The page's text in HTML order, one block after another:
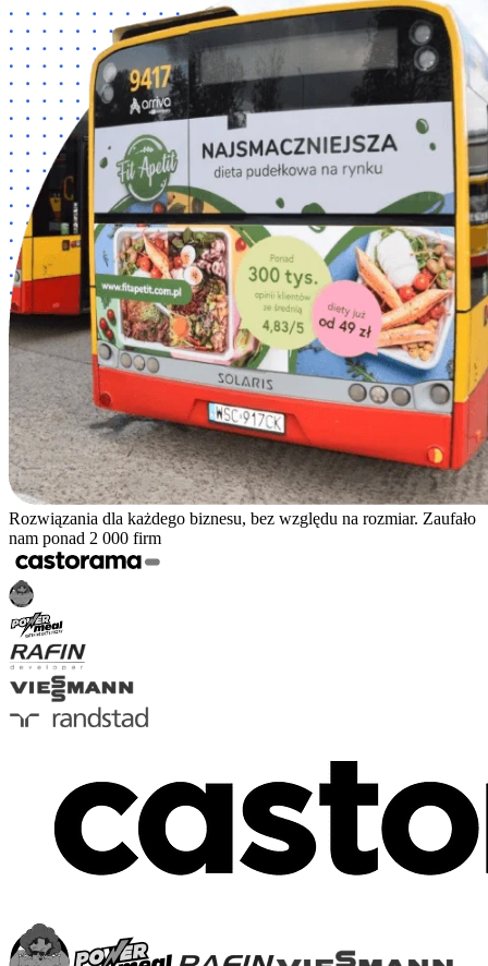
Rozwiązania dla każdego biznesu, bez względu na rozmiar. Zaufało
nam ponad 2 000 firm